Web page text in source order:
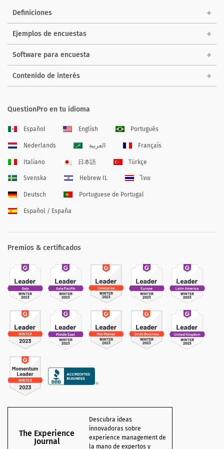
Definiciones
Ejemplos de encuestas
Software para encuesta
Contenido de interés
QuestionPro en tu idioma
Español English Português
Nederlands العربية Français
Italiano 日本語 Türkçe
Svenska Hebrew IL ไทย
Deutsch Portuguese de Portugal
Español / España
Premios & certificados
The Experience
Journal
Descubra ideas
innovadoras sobre
experience management de
la mano de expertos y